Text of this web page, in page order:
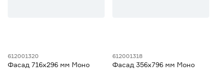
612001320
Фасад 716х296 мм Моно
612001318
Фасад 356х796 мм Моно